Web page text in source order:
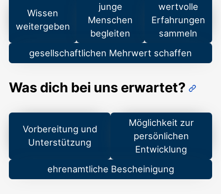
Wissen
weitergeben
junge
Menschen
begleiten
wertvolle
Erfahrungen
sammeln
gesellschaftlichen Mehrwert schaffen
Was dich bei uns erwartet?
Vorbereitung und
Unterstützung
Möglichkeit zur
persönlichen
Entwicklung
ehrenamtliche Bescheinigung